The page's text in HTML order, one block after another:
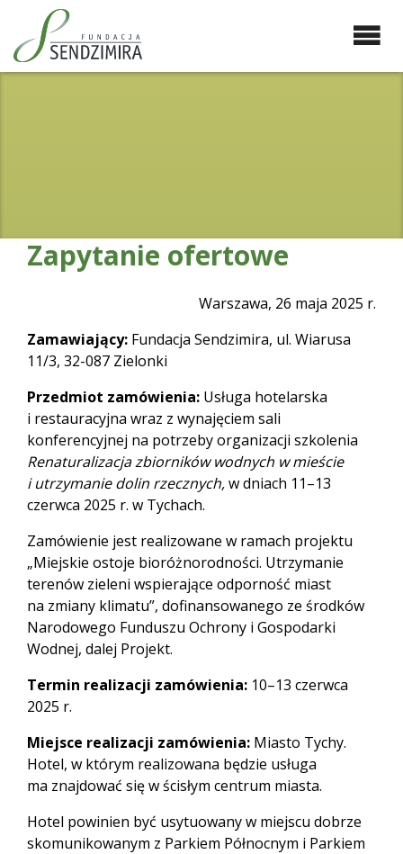
zawartości
Fundacja Sendzimira
Oferujemy wsparcie
Zapytanie ofertowe
Warszawa, 26 maja 2025 r.
Zamawiający: Fundacja Sendzimira, ul. Wiarusa
11/3, 32-087 Zielonki
Przedmiot zamówienia: Usługa hotelarska
i restauracyjna wraz z wynajęciem sali
konferencyjnej na potrzeby organizacji szkolenia
Renaturalizacja zbiorników wodnych w mieście
i utrzymanie dolin rzecznych,w dniach 11–13
czerwca 2025 r. w Tychach.
Zamówienie jest realizowane w ramach projektu
„Miejskie ostoje bioróżnorodności. Utrzymanie
terenów zieleni wspierające odporność miast
na zmiany klimatu”, dofinansowanego ze środków
Narodowego Funduszu Ochrony i Gospodarki
Wodnej, dalej Projekt.
Termin realizacji zamówienia: 10–13 czerwca
2025 r.
Miejsce realizacji zamówienia: Miasto Tychy.
Hotel, w którym realizowana będzie usługa
ma znajdować się w ścisłym centrum miasta.
Hotel powinien być usytuowany w miejscu dobrze
skomunikowanym z Parkiem Północnym i Parkiem